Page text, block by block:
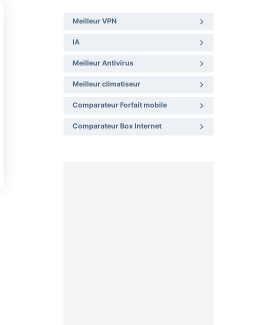
Meilleur VPN
IA
Meilleur Antivirus
Meilleur climatiseur
Comparateur Forfait mobile
Comparateur Box Internet